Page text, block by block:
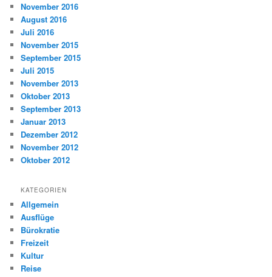
November 2016
August 2016
Juli 2016
November 2015
September 2015
Juli 2015
November 2013
Oktober 2013
September 2013
Januar 2013
Dezember 2012
November 2012
Oktober 2012
KATEGORIEN
Allgemein
Ausflüge
Bürokratie
Freizeit
Kultur
Reise